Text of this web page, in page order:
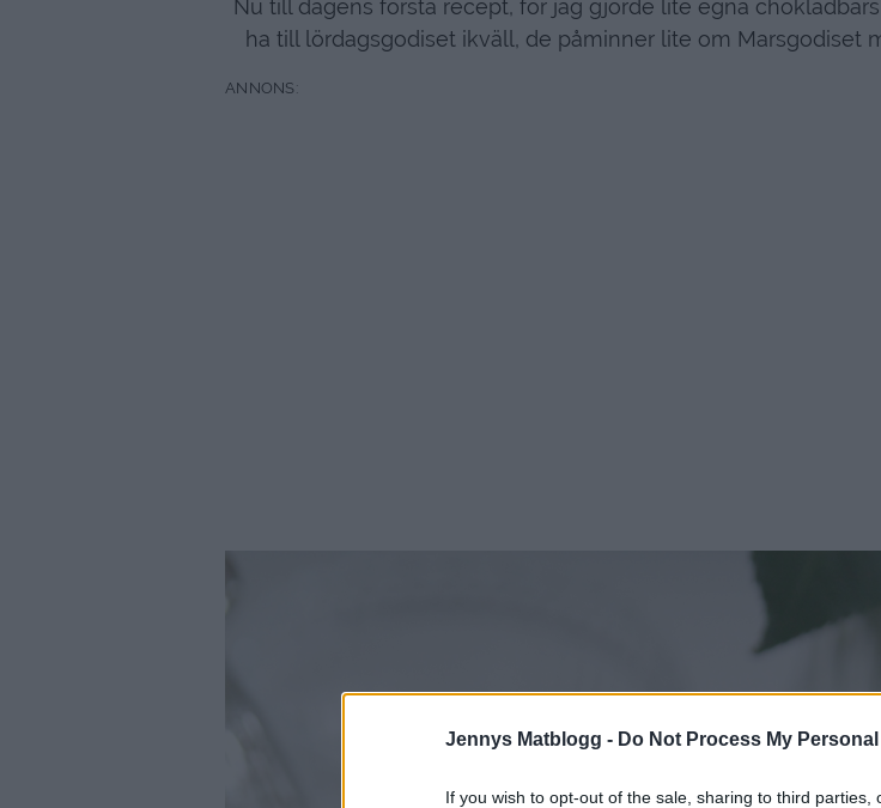
Jennys Matblogg - Do Not Process My
If you wish to opt-out of the sale, sharing to third
Nu till dagens första recept, för jag gjorde lite egna
ha till lördagsgodiset ikväll, de påminner lite om Marsgodiset